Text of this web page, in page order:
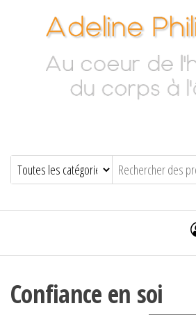
Adeline Philippot Au cœur
Confiance en soi